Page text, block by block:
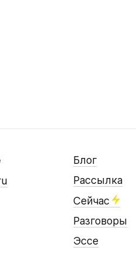
Блог
Рассылка
Сейчас
Разговоры
Эссе